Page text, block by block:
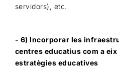
servidors), etc.
- 6) Incorporar les
centres educatius com a
estratègies educatives